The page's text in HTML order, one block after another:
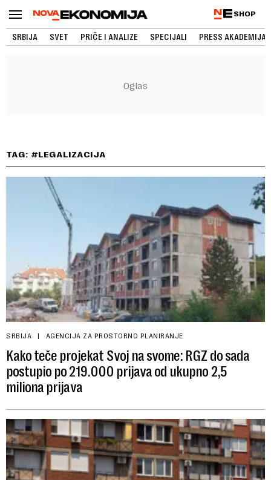
SHOP
SRBIJA SVET PRIČE I ANALIZE SPECIJALI PRESS AKADEMIJA
TAG: #LEGALIZACIJA
SRBIJA AGENCIJA ZA PROSTORNO PLANIRANJE
Kako teče projekat Svoj na svome: RGZ do sada
postupio po 219.000 prijava od ukupno 2,5
miliona prijava